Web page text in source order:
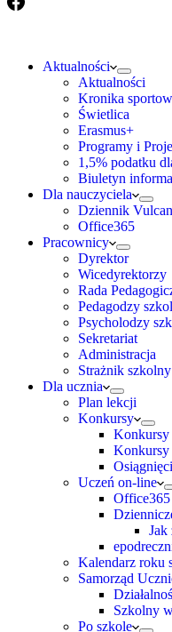
Aktualności
Aktualności
Kronika
Świetlica
Erasmus+
Programy i
1,5% podatku
Biuletyn
Dla nauczyciela
Dziennik Vulcan
Office365
Pracownicy
Dyrektor
Wicedyrektorzy
Rada
Pedagodzy
Psycholodzy
Sekretariat
Administracja
Strażnik szkolny
Dla ucznia
Plan lekcji
Konkursy
Uczeń on-line
Office365
Jak
Kalendarz roku
Samorząd
Szkolny
Po szkole